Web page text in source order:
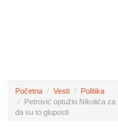
Početna Vesti
Politika
Petrović optužio Nikolića
da su to gluposti